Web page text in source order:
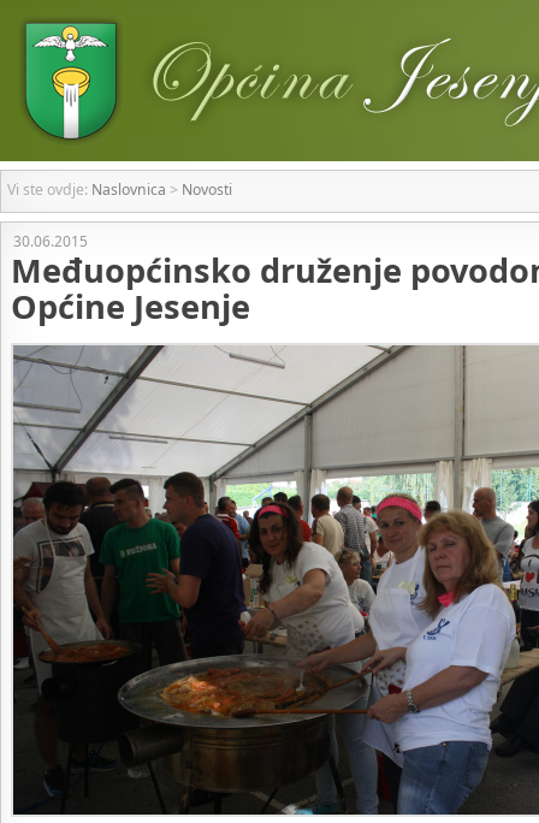
Vi ste ovdje: Naslovnica > Novosti
30.06.2015
Međuopćinsko druženje
Općine Jesenje